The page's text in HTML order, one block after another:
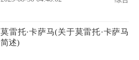
莫雷托·卡萨马(关于莫雷托·卡萨马
简述)